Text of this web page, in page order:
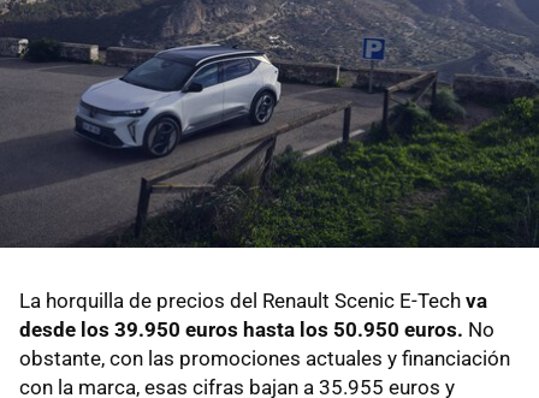
La horquilla de precios del Renault Scenic E-Tech va
desde los 39.950 euros hasta los 50.950 euros. No
obstante, con las promociones actuales y financiación
con la marca, esas cifras bajan a 35.955 euros y